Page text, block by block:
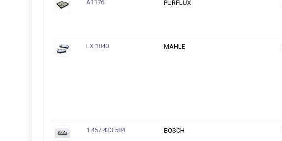
A1176 PURFLUX
LX 1840 MAHLE
1 457 433 584 BOSCH